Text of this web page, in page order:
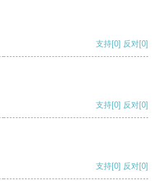
支持[0] 反对[0]
支持[0] 反对[0]
支持[0] 反对[0]